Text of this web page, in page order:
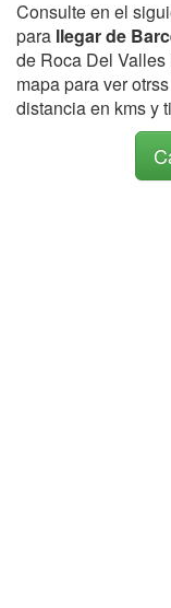
Consulte en el
para llegar de
de Roca Del
mapa para ver
distancia en kms y